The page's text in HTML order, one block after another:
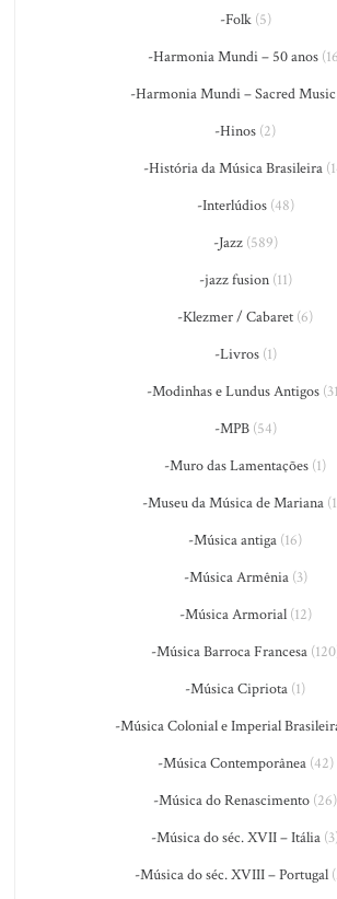
-Folk(5)
-Harmonia Mundi – 50 anos
-Harmonia Mundi – Sacred Music
-Hinos (2)
-História da Música Brasileira
-Interlúdios(48)
-Jazz(589)
-jazz fusion(11)
-Klezmer / Cabaret (6)
-Livros(1)
-Modinhas e Lundus Antigos
-MPB(54)
-Muro das Lamentações (1)
-Museu da Música de Mariana
-Música antiga (16)
-Música Armênia(3)
-Música Armorial(12)
-Música Barroca Francesa
-Música Cipriota (1)
-Música Colonial e Imperial
-Música Contemporânea(42)
-Música do Renascimento (26)
-Música do séc. XVII – Itália
-Música do séc. XVIII – Portugal